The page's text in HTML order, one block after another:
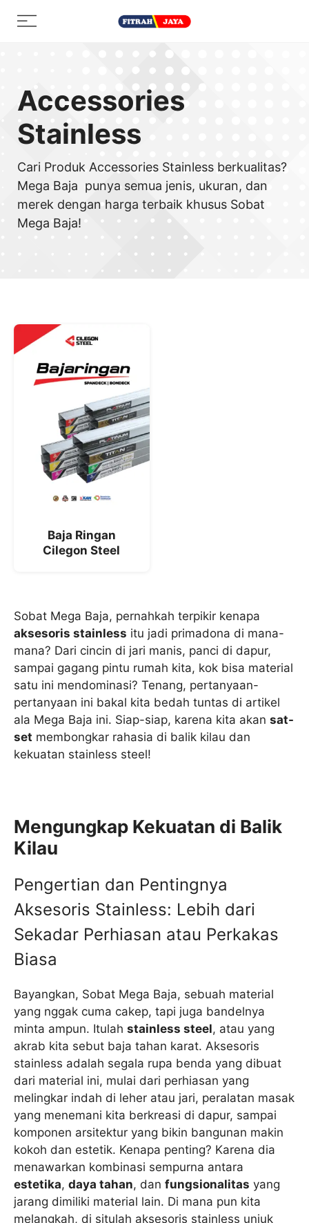
Menu
Accessories
Stainless
Cari Produk Accessories Stainless berkualitas?
Mega Baja punya semua jenis, ukuran, dan
merek dengan harga terbaik khusus Sobat
Mega Baja!
Baja Ringan
Cilegon Steel
Sobat Mega Baja, pernahkah terpikir kenapa
aksesoris stainless itu jadi primadona di mana-
mana? Dari cincin di jari manis, panci di dapur,
sampai gagang pintu rumah kita, kok bisa material
satu ini mendominasi? Tenang, pertanyaan-
pertanyaan ini bakal kita bedah tuntas di artikel
ala Mega Baja ini. Siap-siap, karena kita akan sat-
set membongkar rahasia di balik kilau dan
kekuatan stainless steel!
Mengungkap Kekuatan di Balik
Kilau
Pengertian dan Pentingnya
Aksesoris Stainless: Lebih dari
Sekadar Perhiasan atau Perkakas
Biasa
Bayangkan, Sobat Mega Baja, sebuah material
yang nggak cuma cakep, tapi juga bandelnya
minta ampun. Itulah stainless steel, atau yang
akrab kita sebut baja tahan karat. Aksesoris
stainless adalah segala rupa benda yang dibuat
dari material ini, mulai dari perhiasan yang
melingkar indah di leher atau jari, peralatan masak
yang menemani kita berkreasi di dapur, sampai
komponen arsitektur yang bikin bangunan makin
kokoh dan estetik. Kenapa penting? Karena dia
menawarkan kombinasi sempurna antara
estetika, daya tahan, dan fungsionalitas yang
jarang dimiliki material lain. Di mana pun kita
melangkah, di situlah aksesoris stainless unjuk